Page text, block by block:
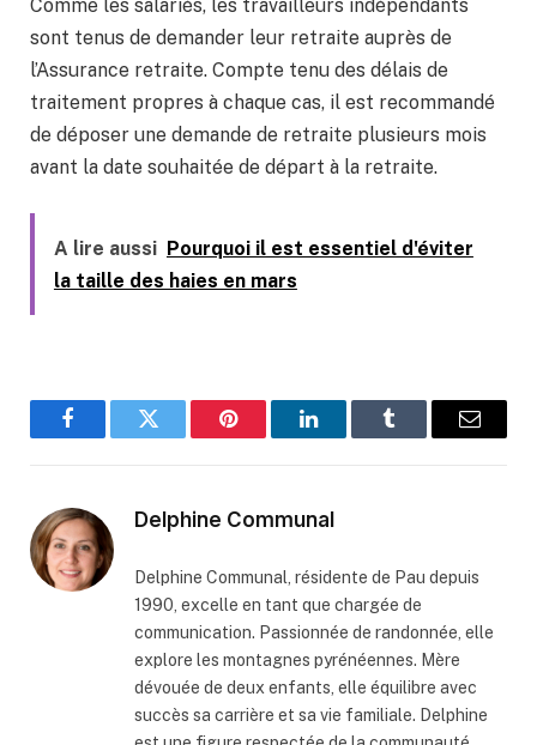
Comme les salariés, les travailleurs indépendants
sont tenus de demander leur retraite auprès de
l’Assurance retraite. Compte tenu des délais de
traitement propres à chaque cas, il est recommandé
de déposer une demande de retraite plusieurs mois
avant la date souhaitée de départ à la retraite.
A lire aussi Pourquoi il est essentiel d'éviter
la taille des haies en mars
FacebookTwitter Pinterest LinkedInTumblr Email
Delphine Communal
Delphine Communal, résidente de Pau depuis
1990, excelle en tant que chargée de
communication. Passionnée de randonnée, elle
explore les montagnes pyrénéennes. Mère
dévouée de deux enfants, elle équilibre avec
succès sa carrière et sa vie familiale. Delphine